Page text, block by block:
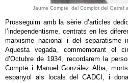
Jaume Compte, del Complot del Garraf
Prosseguim amb la sèrie d’articles
l’independentisme, centrats en les
marxisme nacional i del separatisme
Aquesta vegada, commemorant el
d’Octubre de 1934, recordarem la
Compte i Manuel González Alba,
espanyol als locals del CADCI, i